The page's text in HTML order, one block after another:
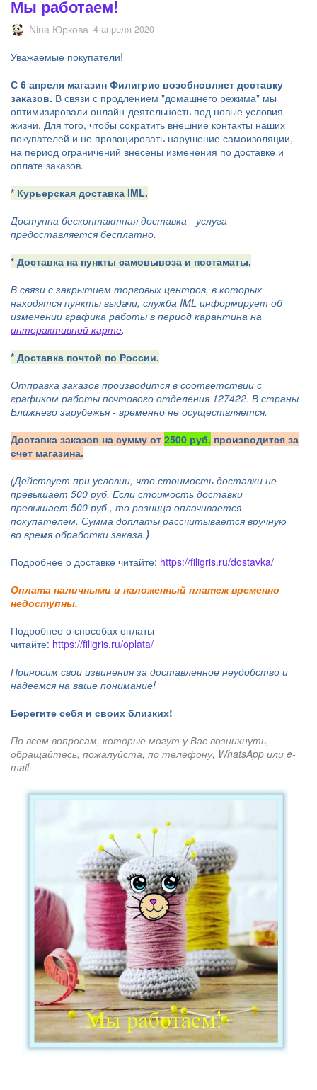
Мы работаем!
Nina Юркова 4 апреля 2020
Уважаемые покупатели!
С 6 апреля магазин Филигрис возобновляет доставку
заказов. В связи с продлением "домашнего режима" мы
оптимизировали онлайн-деятельность под новые условия
жизни. Для того, чтобы сократить внешние контакты наших
покупателей и не провоцировать нарушение самоизоляции,
на период ограничений внесены изменения по доставке и
оплате заказов.
* Курьерская доставка IML.
Доступна бесконтактная доставка - услуга
предоставляется бесплатно.
* Доставка на пункты самовывоза и постаматы.
В связи с закрытием торговых центров, в которых
находятся пункты выдачи, служба IML информирует об
изменении графика работы в период карантина на
интерактивной карте.
* Доставка почтой по России.
Отправка заказов производится в соответствии с
графиком работы почтового отделения 127422. В страны
Ближнего зарубежья - временно не осуществляется.
Доставка заказов на сумму от 2500 руб. производится за
счет магазина.
(Действует при условии, что стоимость доставки не
превышает 500 руб. Если стоимость доставки
превышает 500 руб., то разница оплачивается
покупателем. Сумма доплаты рассчитывается вручную
во время обработки заказа.)
Подробнее о доставке читайте: https://filigris.ru/dostavka/
Оплата наличными и наложенный платеж временно
недоступны.
Подробнее о способах оплаты
читайте: https://filigris.ru/oplata/
Приносим свои извинения за доставленное неудобство и
надеемся на ваше понимание!
Берегите себя и своих близких!
По всем вопросам, которые могут у Вас возникнуть,
обращайтесь, пожалуйста, по телефону, WhatsApp или e-
mail.